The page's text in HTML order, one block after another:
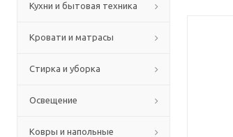
Кухни и бытовая техника
Кровати и матрасы
Стирка и уборка
Освещение
Ковры и напольные